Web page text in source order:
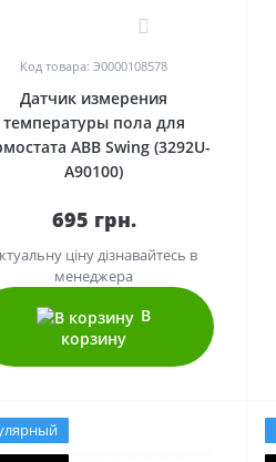
Код товара: Э0000108578
Датчик измерения
температуры пола для
ABB Swing (3292U-
A90100)
695 грн.
ціну дізнавайтесь в
менеджера
В
корзину